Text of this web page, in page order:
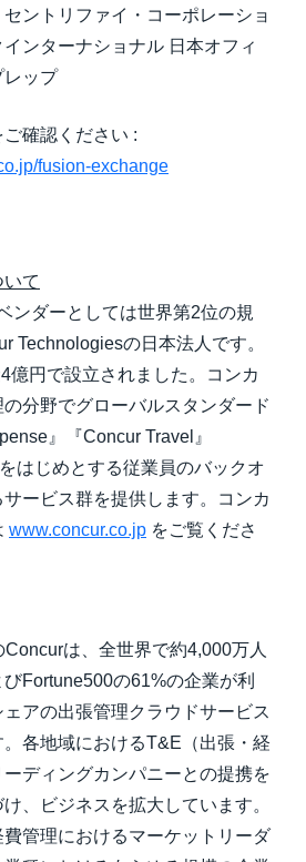
ントリファイ・コーポレーショ
ンターナショナル 日本オフィ
レップ
確認ください :
fusion-exchange
て
ンダーとしては世界第2位の規
Technologiesの日本法人です。
億円で設立されました。コンカ
分野でグローバルスタンダード
』『Concur Travel』
はじめとする従業員のバックオ
ービス群を提供します。コンカ
www.concur.co.jp をご覧くださ
は、全世界で約4,000万人
Fortune500の61%の企業が利
アの出張管理クラウドサービス
各地域におけるT&E（出張・経
ディングカンパニーとの提携を
、ビジネスを拡大しています。
管理におけるマーケットリーダ